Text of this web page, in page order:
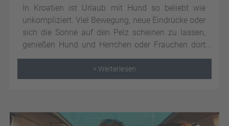
In Kroatien ist Urlaub mit Hund so beliebt wie
unkompliziert. Viel Bewegung, neue Eindrücke oder
sich die Sonne auf den Pelz scheinen zu lassen,
genießen Hund und Herrchen oder Frauchen dort
gleichermaßen.
> Weiterlesen